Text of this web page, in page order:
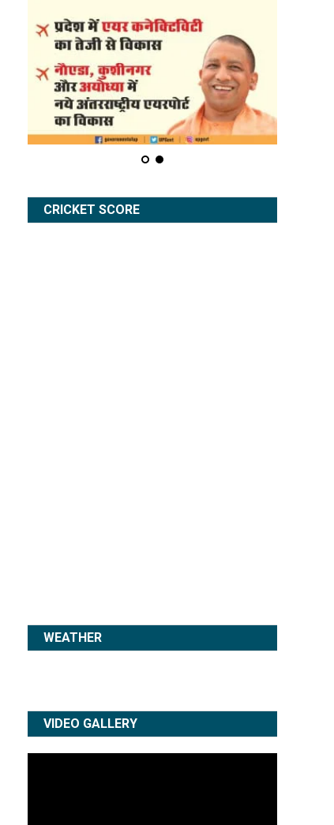
CRICKET SCORE
WEATHER
VIDEO GALLERY